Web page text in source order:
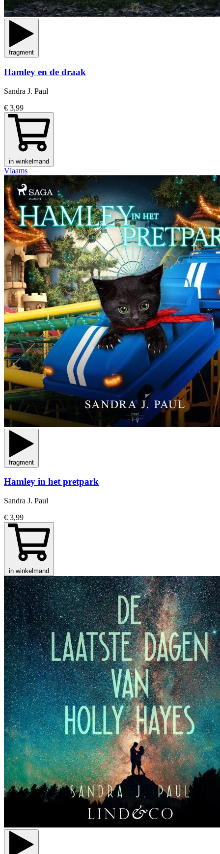
fragment
Hamley en de draak
Sandra J. Paul
€ 3,99
in winkelmand
Vlaams
fragment
Hamley in het pretpark
Sandra J. Paul
€ 3,99
in winkelmand